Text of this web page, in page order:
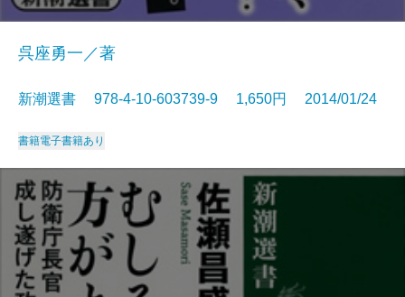
呉座勇一／著
新潮選書 978-4-10-603739-9 1,650円 2014/01/24
書籍電子書籍あり